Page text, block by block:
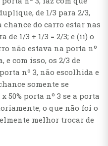
de 1/3 para 2/3,
chance do carro estar nas
de 1/3 + 1/3 = 2/3; e (ii) o
não estava na porta nº
e com isso, os 2/3 de
nº 3, não escolhida e
somente se
50% porta nº 3 se a porta
o que não foi o
melhor trocar de